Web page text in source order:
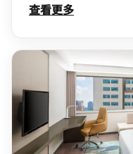
查看更多